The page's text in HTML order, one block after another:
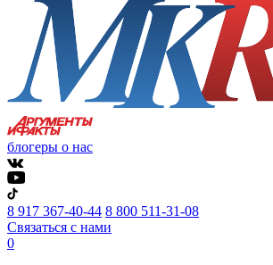
блогеры о нас
8 917 367-40-44 8 800 511-31-08
Связаться с нами
0